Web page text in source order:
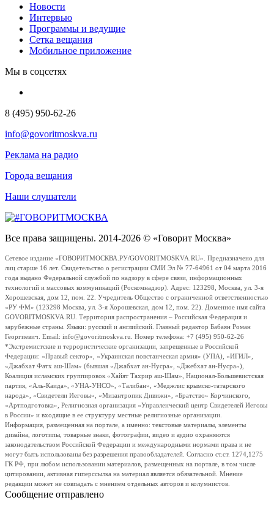
Новости
Интервью
Программы и ведущие
Сетка вещания
Мобильное приложение
Мы в соцсетях
8 (495) 950-62-26
info@govoritmoskva.ru
Реклама на радио
Города вещания
Наши слушатели
Все права защищены. 2014-2026 © «Говорит Москва»
Сетевое издание «ГОВОРИТМОСКВА.РУ/GOVORITMOSKVA.RU». Предназначено для
лиц старше 16 лет. Свидетельство о регистрации СМИ Эл № 77-64961 от 04 марта 2016
года выдано Федеральной службой по надзору в сфере связи, информационных
технологий и массовых коммуникаций (Роскомнадзор). Адрес: 123298, Москва, ул. 3-я
Хорошевская, дом 12, пом. 22. Учредитель Общество с ограниченной ответственностью
«РУ ФМ» (123298 Москва, ул. 3-я Хорошевская, дом 12, пом. 22). Доменное имя сайта
GOVORITMOSKVA.RU. Территория распространения – Российская Федерация и
зарубежные страны. Языки: русский и английский. Главный редактор Бабаян Роман
Георгиевич. Email: info@govoritmoskva.ru. Номер телефона: +7 (495) 950-62-26
*Экстремистские и террористические организации, запрещенные в Российской
Федерации: «Правый сектор», «Украинская повстанческая армия» (УПА), «ИГИЛ»,
«Джабхат Фатх аш-Шам» (бывшая «Джабхат ан-Нусра», «Джебхат ан-Нусра»),
Коалиция исламских группировок «Хайят Тахрир аш-Шам», Национал-Большевистская
партия, «Аль-Каида», «УНА-УНСО», «Талибан», «Меджлис крымско-татарского
народа», «Свидетели Иеговы», «Мизантропик Дивижн», «Братство» Корчинского,
«Артподготовка», Религиозная организация «Управленческий центр Свидетелей Иеговы
в России» и входящие в ее структуру местные религиозные организации.
Информация, размещенная на портале, а именно: текстовые материалы, элементы
дизайна, логотипы, товарные знаки, фотографии, видео и аудио охраняются
законодательством Российской Федерации и международными нормами права и не
могут быть использованы без разрешения правообладателей. Согласно ст.ст. 1274,1275
ГК РФ, при любом использовании материалов, размещенных на портале, в том числе
цитировании, активная гиперссылка на материал является обязательной. Мнение
редакции может не совпадать с мнением отдельных авторов и колумнистов.
Сообщение отправлено